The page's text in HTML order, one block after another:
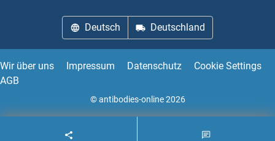
HSPA2 ELISA Kits
HSPA9 ELISA Kits
Deutsch Deutschland
Wir über uns Impressum Datenschutz
Cookie Settings
AGB
© antibodies-online 2026